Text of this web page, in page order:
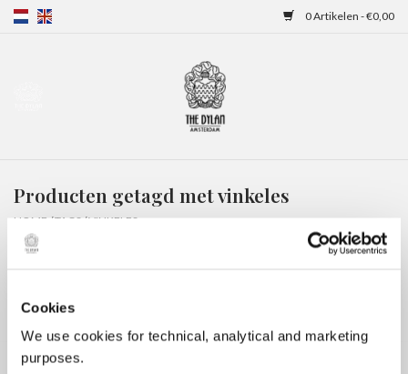
Cookies
We use cookies for technical, analytical and marketing
purposes.
0 Artikelen - €0,00
Overnachtingen
Producten getagd met vinkeles
HOME/TAGS/VINKELES